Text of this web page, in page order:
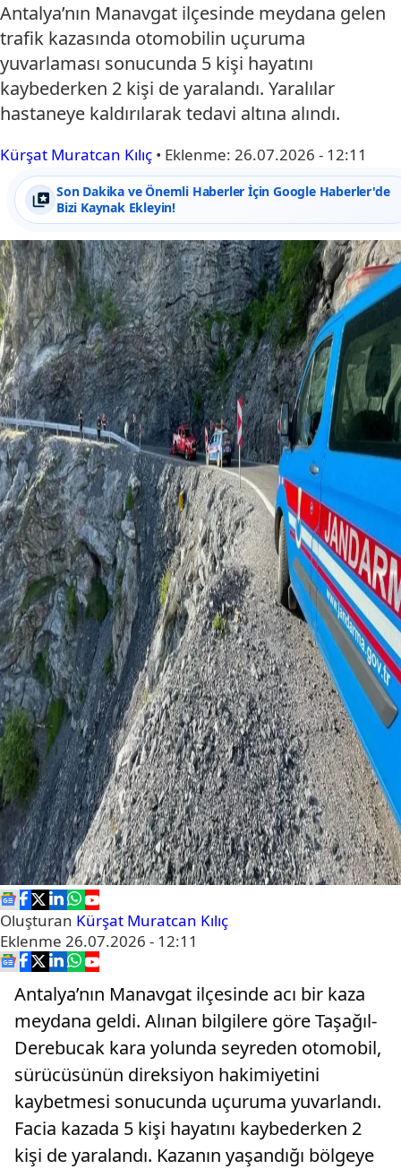
Antalya’nın Manavgat ilçesinde meydana gelen
trafik kazasında otomobilin uçuruma
yuvarlaması sonucunda 5 kişi hayatını
kaybederken 2 kişi de yaralandı. Yaralılar
hastaneye kaldırılarak tedavi altına alındı.
Kürşat Muratcan Kılıç • Eklenme: 26.07.2026 - 12:11
Son Dakika ve Önemli Haberler İçin Google Haberler'de
Bizi Kaynak Ekleyin!
Oluşturan Kürşat Muratcan Kılıç
Eklenme 26.07.2026 - 12:11
Antalya’nın Manavgat ilçesinde acı bir kaza
meydana geldi. Alınan bilgilere göre Taşağıl-
Derebucak kara yolunda seyreden otomobil,
sürücüsünün direksiyon hakimiyetini
kaybetmesi sonucunda uçuruma yuvarlandı.
Facia kazada 5 kişi hayatını kaybederken 2
kişi de yaralandı. Kazanın yaşandığı bölgeye